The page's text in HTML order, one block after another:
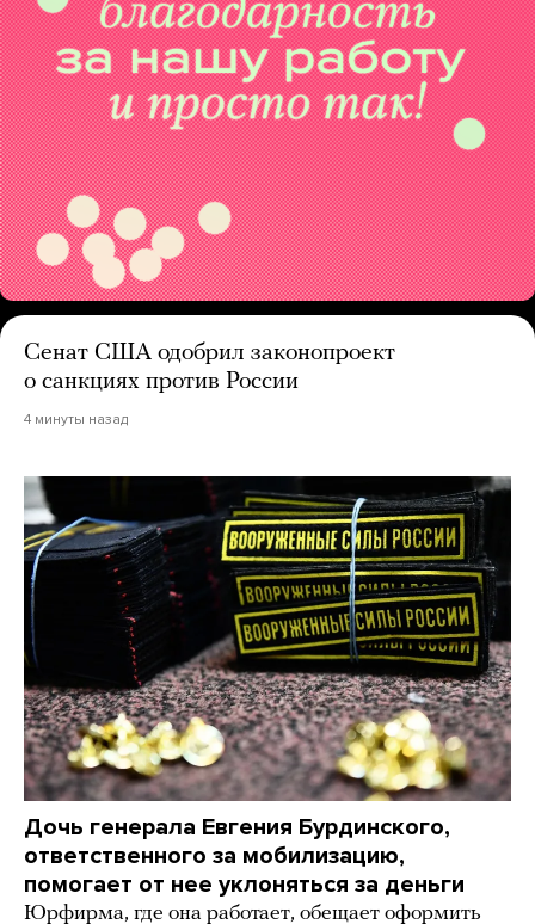
Сенат США одобрил законопроект
о санкциях против России
4 минуты назад
Дочь генерала Евгения Бурдинского,
ответственного за мобилизацию,
помогает от нее уклоняться за деньги
Юрфирма, где она работает, обещает оформить